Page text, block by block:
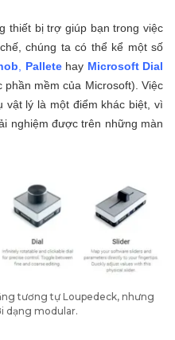
thiết bị trợ giúp bạn trong việc
chúng ta có thể kể một số
Palletehay Microsoft Dial
mềm của Microsoft). Việc
vật lý là một điểm khác biệt, vì
nghiệm được trên những màn
tương tự Loupedeck, nhưng
dạng modular.